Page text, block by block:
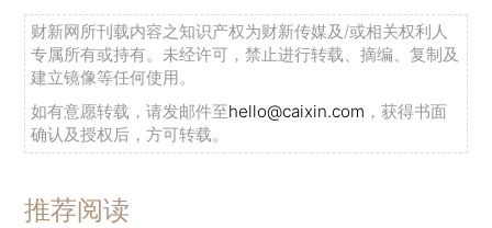
财新网所刊载内容之知识产权为财新传媒及/或相关权利人
专属所有或持有。未经许可，禁止进行转载、摘编、复制及
建立镜像等任何使用。
如有意愿转载，请发邮件至hello@caixin.com ，获得书面
确认及授权后，方可转载。
推荐阅读